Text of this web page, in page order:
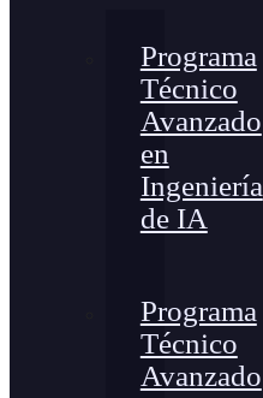
Programa
Técnico
Avanzado
en
Ingeniería
de IA
Programa
Técnico
Avanzado